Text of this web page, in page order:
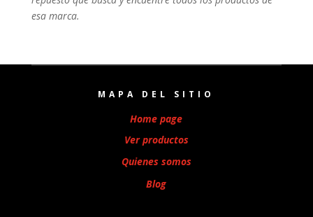
esa marca.
MAPA DEL SITIO
Home page
Ver productos
Quienes somos
Blog